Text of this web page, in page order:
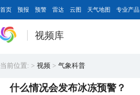
首页 预报 预警 雷达 云图 天气地图 专业产品
视频库
当前位置: > 视频 > 气象科普
什么情况会发布冰冻预警？